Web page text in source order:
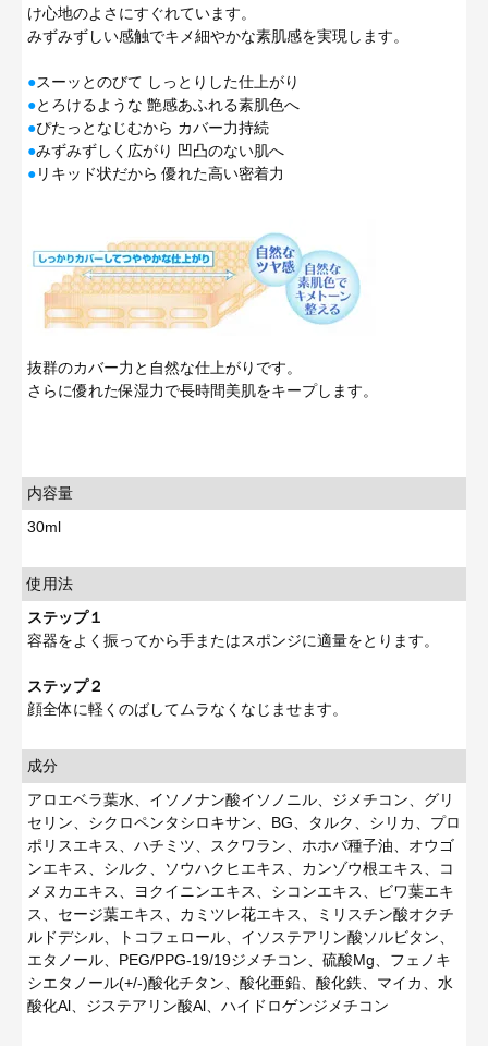
け心地のよさにすぐれています。
みずみずしい感触でキメ細やかな素肌感を実現します。
●スーッとのびて しっとりした仕上がり
●とろけるような 艶感あふれる素肌色へ
●ぴたっとなじむから カバー力持続
●みずみずしく広がり 凹凸のない肌へ
●リキッド状だから 優れた高い密着力
抜群のカバー力と自然な仕上がりです。
さらに優れた保湿力で長時間美肌をキープします。
内容量
30ml
使用法
ステップ１
容器をよく振ってから手またはスポンジに適量をとります。
ステップ２
顔全体に軽くのばしてムラなくなじませます。
成分
アロエベラ葉水、イソノナン酸イソノニル、ジメチコン、グリ
セリン、シクロペンタシロキサン、BG、タルク、シリカ、プロ
ポリスエキス、ハチミツ、スクワラン、ホホバ種子油、オウゴ
ンエキス、シルク、ソウハクヒエキス、カンゾウ根エキス、コ
メヌカエキス、ヨクイニンエキス、シコンエキス、ビワ葉エキ
ス、セージ葉エキス、カミツレ花エキス、ミリスチン酸オクチ
ルドデシル、トコフェロール、イソステアリン酸ソルビタン、
エタノール、PEG/PPG-19/19ジメチコン、硫酸Mg、フェノキ
シエタノール(+/-)酸化チタン、酸化亜鉛、酸化鉄、マイカ、水
酸化Al、ジステアリン酸Al、ハイドロゲンジメチコン